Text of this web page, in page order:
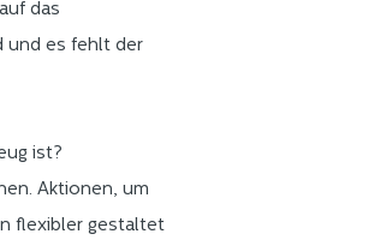
das
und es fehlt der
ist?
Aktionen, um
flexibler gestaltet